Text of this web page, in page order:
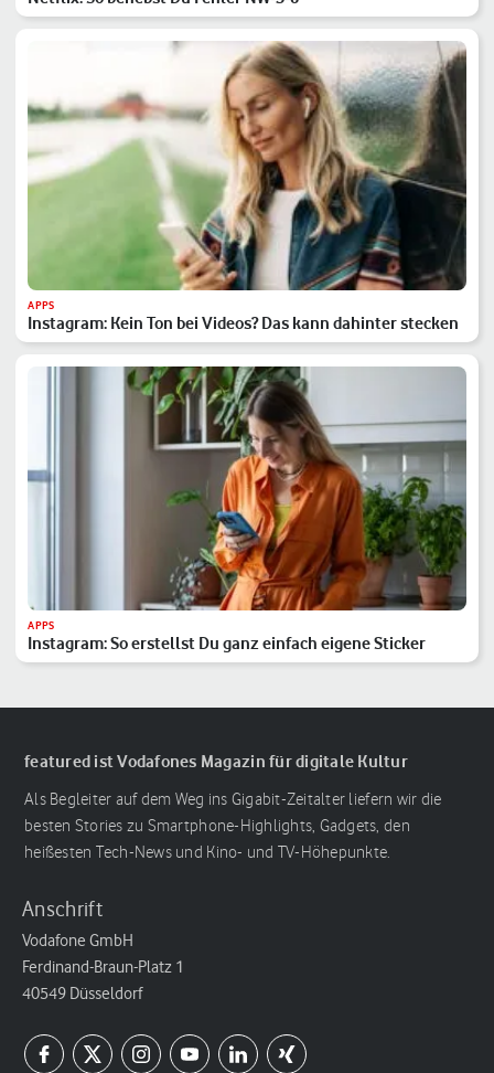
APPS
Instagram: Kein Ton bei Videos? Das kann dahinter stecken
APPS
Instagram: So erstellst Du ganz einfach eigene Sticker
featured ist Vodafones Magazin für digitale Kultur
Als Begleiter auf dem Weg ins Gigabit-Zeitalter liefern wir die
besten Stories zu Smartphone-Highlights, Gadgets, den
heißesten Tech-News und Kino- und TV-Höhepunkte.
Anschrift
Vodafone GmbH
Ferdinand-Braun-Platz 1
40549 Düsseldorf